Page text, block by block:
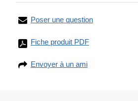
Poser une question
Fiche produit PDF
Envoyer à un ami